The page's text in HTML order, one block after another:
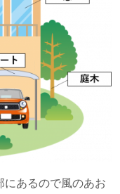
にあるので風のあお